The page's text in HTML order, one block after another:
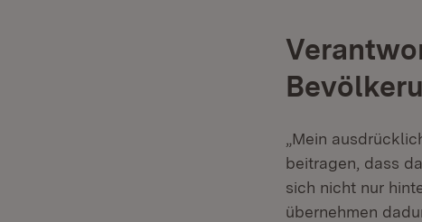
„Mein
beitragen, dass
sich nicht nur
übernehmen